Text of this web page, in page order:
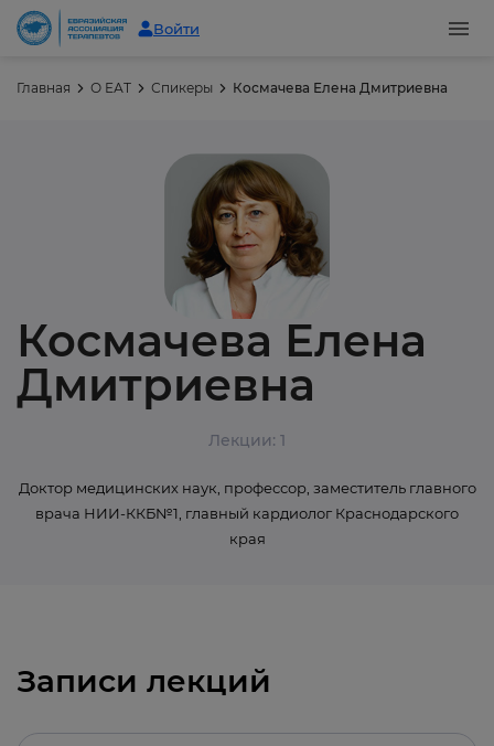
Войти
Главная О ЕАТ Спикеры Космачева Елена Дмитриевна
Космачева Елена
Дмитриевна
Лекции: 1
Доктор медицинских наук, профессор, заместитель главного
врача НИИ-ККБ№1, главный кардиолог Краснодарского
края
Записи лекций